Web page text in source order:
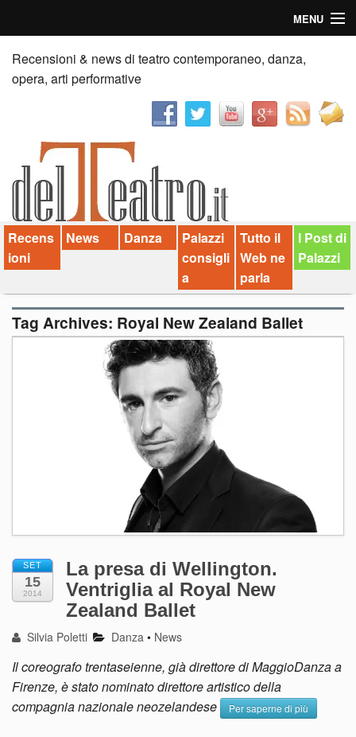
MENU
Home
Recensioni
News
Palazzi consiglia
Video
Chi siamo
Contatti
Recensioni & news di teatro contemporaneo, danza,
opera, arti performative
Recens
ioni
News Danza
Palazzi
consigli
a
Tutto il
Web ne
parla
I Post di
Palazzi
Tag Archives: Royal New Zealand Ballet
SET
15
2014
La presa di Wellington.
Ventriglia al Royal New
Zealand Ballet
Silvia Poletti Danza • News
Il coreografo trentaseienne, già direttore di MaggioDanza a
Firenze, è stato nominato direttore artistico della
compagnia nazionale neozelandese
Per saperne di più